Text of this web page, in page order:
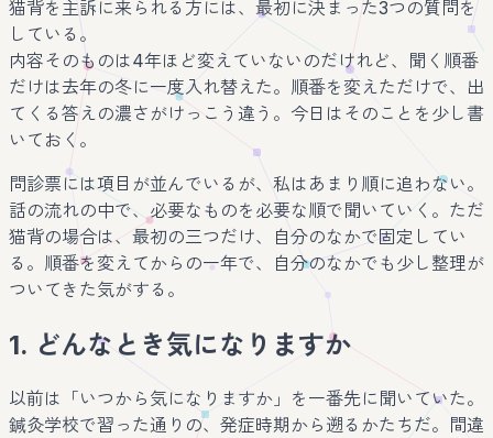
猫背を主訴に来られる方には、最初に決まった3つの質問を
している。
内容そのものは4年ほど変えていないのだけれど、聞く順番
だけは去年の冬に一度入れ替えた。順番を変えただけで、出
てくる答えの濃さがけっこう違う。今日はそのことを少し書
いておく。
問診票には項目が並んでいるが、私はあまり順に追わない。
話の流れの中で、必要なものを必要な順で聞いていく。ただ
猫背の場合は、最初の三つだけ、自分のなかで固定してい
る。順番を変えてからの一年で、自分のなかでも少し整理が
ついてきた気がする。
1. どんなとき気になりますか
以前は「いつから気になりますか」を一番先に聞いていた。
鍼灸学校で習った通りの、発症時期から遡るかたちだ。間違